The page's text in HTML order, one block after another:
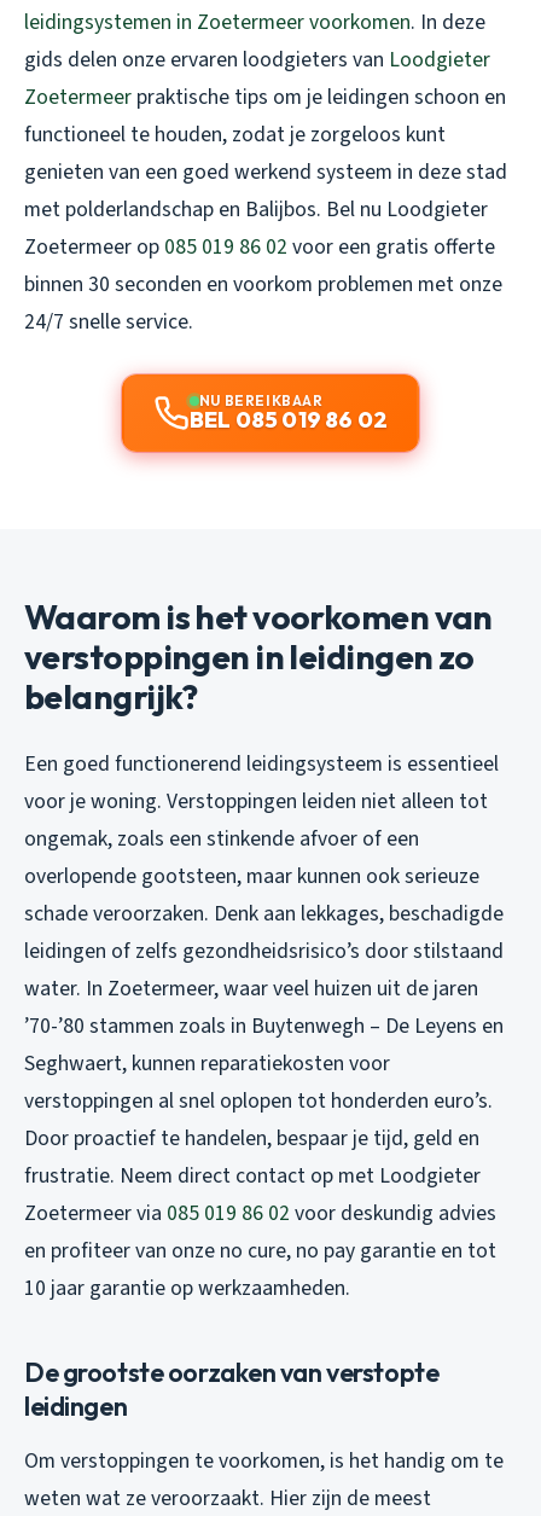
leidingsystemen in Zoetermeer voorkomen. In deze
gids delen onze ervaren loodgieters van Loodgieter
Zoetermeer praktische tips om je leidingen schoon en
functioneel te houden, zodat je zorgeloos kunt
genieten van een goed werkend systeem in deze stad
met polderlandschap en Balijbos. Bel nu Loodgieter
Zoetermeer op 085 019 86 02 voor een gratis offerte
binnen 30 seconden en voorkom problemen met onze
24/7 snelle service.
NU BEREIKBAAR
BEL 085 019 86 02
Waarom is het voorkomen van
verstoppingen in leidingen zo
belangrijk?
Een goed functionerend leidingsysteem is essentieel
voor je woning. Verstoppingen leiden niet alleen tot
ongemak, zoals een stinkende afvoer of een
overlopende gootsteen, maar kunnen ook serieuze
schade veroorzaken. Denk aan lekkages, beschadigde
leidingen of zelfs gezondheidsrisico’s door stilstaand
water. In Zoetermeer, waar veel huizen uit de jaren
’70-’80 stammen zoals in Buytenwegh – De Leyens en
Seghwaert, kunnen reparatiekosten voor
verstoppingen al snel oplopen tot honderden euro’s.
Door proactief te handelen, bespaar je tijd, geld en
frustratie. Neem direct contact op met Loodgieter
Zoetermeer via 085 019 86 02 voor deskundig advies
en profiteer van onze no cure, no pay garantie en tot
10 jaar garantie op werkzaamheden.
De grootste oorzaken van verstopte
leidingen
Om verstoppingen te voorkomen, is het handig om te
weten wat ze veroorzaakt. Hier zijn de meest